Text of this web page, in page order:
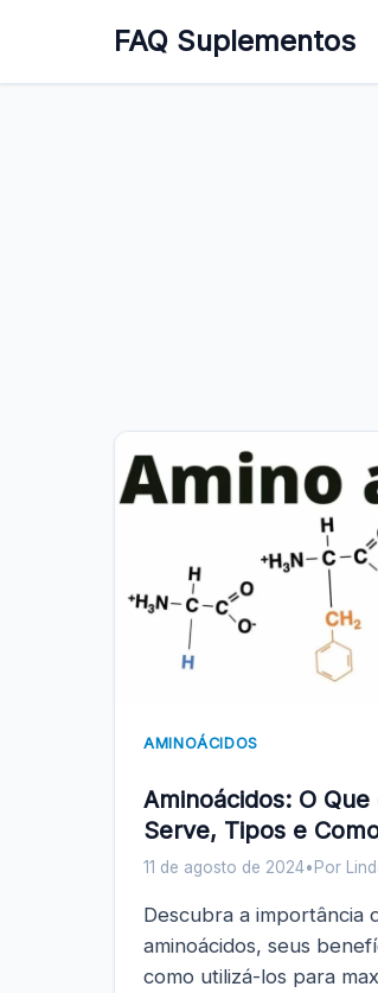
FAQ Suplementos
AMINOÁCIDOS
Aminoácidos: O
Serve, Tipos e
11 de agosto de 2024• Por
Descubra a importância
aminoácidos, seus
como utilizá-los para